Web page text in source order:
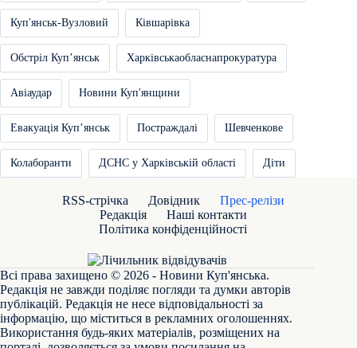
Куп'янськ-Вузловий Ківшарівка
Обстріл Купʼянськ Харківськаобласнапрокуратура
Авіаудар Новини Куп'янщини
Евакуація Купʼянськ Постраждалі Шевченкове
Колаборанти ДСНС у Харківській області Діти
RSS-стрічка Довідник
Прес-релізи
Редакція
Наші контакти
Політика конфіденційності
Всі права захищено © 2026 - Новини Куп'янська.
Редакція не завжди поділяє погляди та думки авторів
публікацій. Редакція не несе відповідальності за
інформацію, що міститься в рекламних оголошеннях.
Використання будь-яких матеріалів, розміщених на